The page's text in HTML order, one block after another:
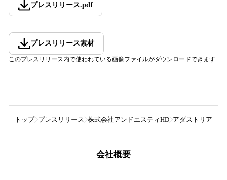
プレスリリース.pdf
プレスリリース素材
このプレスリリース内で使われている画像ファイルがダウンロードできます
トップ プレスリリース 株式会社アンドエスティHD アダストリアが
会社概要